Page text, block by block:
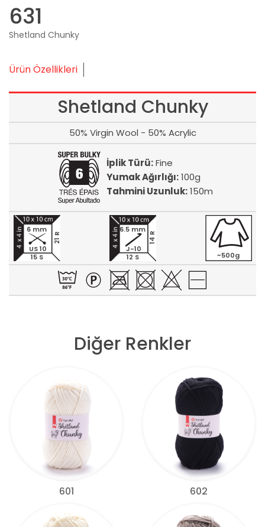
631
Shetland Chunky
Ürün Özellikleri
Shetland Chunky
50% Virgin Wool - 50% Acrylic
İplik Türü:Fine
Yumak Ağırlığı:100g
Tahmini Uzunluk:150m
15 S
21 R
6 mm
US 10
12 S
14 R
6.5 mm
J-10
~500g
Diğer Renkler
601 602